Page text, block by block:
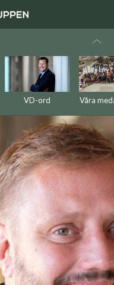
Gruppen
VD-ord Våra